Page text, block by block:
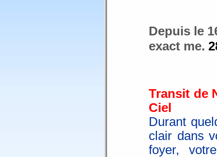
Depuis le
exact me.
Transit de
Ciel
Durant
clair dans
foyer,